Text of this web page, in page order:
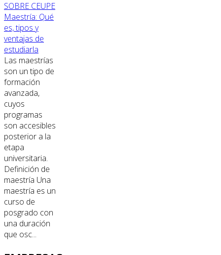
SOBRE CEUPE
Maestría: Qué
es, tipos y
ventajas de
estudiarla
Las maestrías
son un tipo de
formación
avanzada,
cuyos
programas
son accesibles
posterior a la
etapa
universitaria.
Definición de
maestría Una
maestría es un
curso de
posgrado con
una duración
que osc...